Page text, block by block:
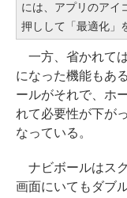
には、アプリのアイ
押しして「最適化」
一方、省かれて
になった機能もあ
ールがそれで、ホ
れて必要性が下が
なっている。
ナビボールはス
画面にいてもダブ